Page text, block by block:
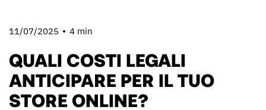
11/07/2025 4 min
QUALI COSTI LEGALI
ANTICIPARE PER IL TUO
STORE ONLINE?